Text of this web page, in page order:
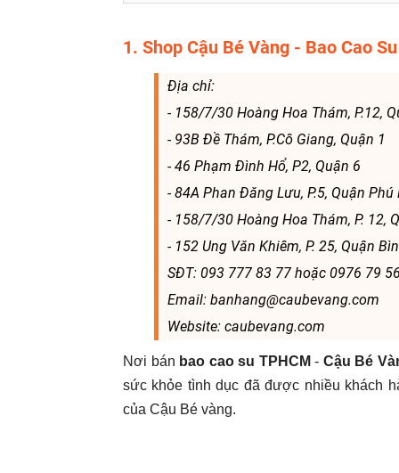
1. Shop Cậu Bé Vàng - Bao Cao
Địa chỉ:
- 158/7/30 Hoàng Hoa Thám, P.12,
- 93B Đề Thám, P.Cô Giang, Quận 1
- 46 Phạm Đình Hổ, P2, Quận 6
- 84A Phan Đăng Lưu, P.5, Quận Phú
- 158/7/30 Hoàng Hoa Thám, P. 12,
- 152 Ung Văn Khiêm, P. 25, Quận
SĐT: 093 777 83 77 hoặc 0976 79
Email: banhang@caubevang.com
Website: caubevang.com
Nơi bán bao cao su TPHCM - Cậu Bé
sức khỏe tình dục đã được nhiều khách
của Cậu Bé vàng.